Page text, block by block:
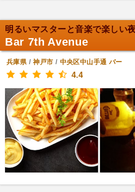
明るいマスターと音楽で楽しい夜
Bar 7th Avenue
兵庫県/神戸市 / 中央区中山手通 バー
4.4